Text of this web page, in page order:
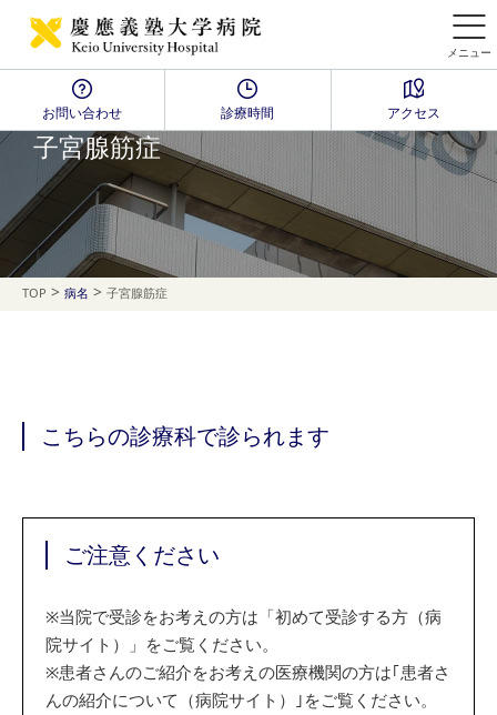
メニュー
お問い合わせ 診療時間 アクセス
Disease Name Search
子宮腺筋症
TOP > 病名 > 子宮腺筋症
こちらの診療科で診られます
ご注意ください
※当院で受診をお考えの方は「初めて受診する方（病
院サイト）」をご覧ください。
※患者さんのご紹介をお考えの医療機関の方は｢患者さ
んの紹介について（病院サイト）｣をご覧ください。